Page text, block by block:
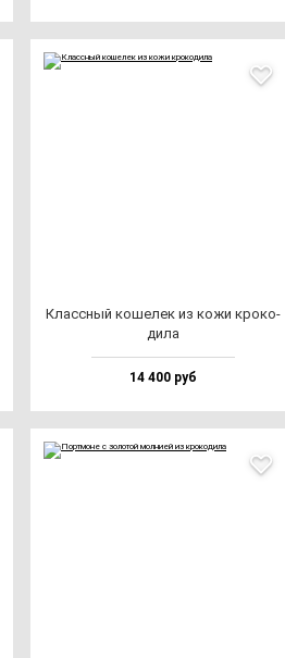
Клас­сный ко­ше­лек из ко­жи кро­ко­
ди­ла
14 400 руб